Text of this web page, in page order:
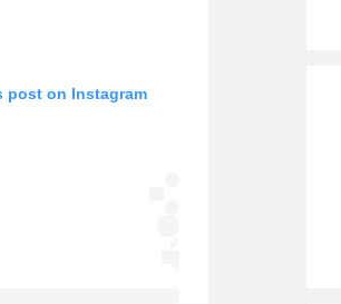
post on Instagram